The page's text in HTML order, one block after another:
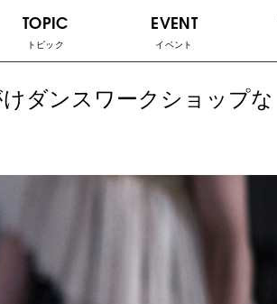
TOPIC
トピック
EVENT
イベント
ダンスワークショップな